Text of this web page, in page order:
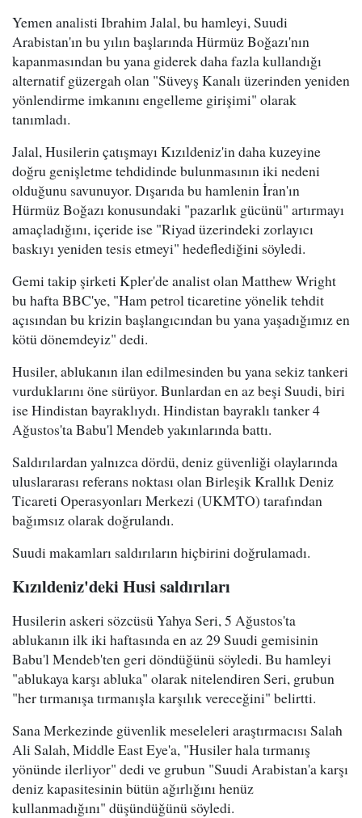
Yemen analisti Ibrahim Jalal, bu hamleyi, Suudi
Arabistan'ın bu yılın başlarında Hürmüz Boğazı'nın
kapanmasından bu yana giderek daha fazla kullandığı
alternatif güzergah olan "Süveyş Kanalı üzerinden yeniden
yönlendirme imkanını engelleme girişimi" olarak
tanımladı.
Jalal, Husilerin çatışmayı Kızıldeniz'in daha kuzeyine
doğru genişletme tehdidinde bulunmasının iki nedeni
olduğunu savunuyor. Dışarıda bu hamlenin İran'ın
Hürmüz Boğazı konusundaki "pazarlık gücünü" artırmayı
amaçladığını, içeride ise "Riyad üzerindeki zorlayıcı
baskıyı yeniden tesis etmeyi" hedeflediğini söyledi.
Gemi takip şirketi Kpler'de analist olan Matthew Wright
bu hafta BBC'ye, "Ham petrol ticaretine yönelik tehdit
açısından bu krizin başlangıcından bu yana yaşadığımız en
kötü dönemdeyiz" dedi.
Husiler, ablukanın ilan edilmesinden bu yana sekiz tankeri
vurduklarını öne sürüyor. Bunlardan en az beşi Suudi, biri
ise Hindistan bayraklıydı. Hindistan bayraklı tanker 4
Ağustos'ta Babu'l Mendeb yakınlarında battı.
Saldırılardan yalnızca dördü, deniz güvenliği olaylarında
uluslararası referans noktası olan Birleşik Krallık Deniz
Ticareti Operasyonları Merkezi (UKMTO) tarafından
bağımsız olarak doğrulandı.
Suudi makamları saldırıların hiçbirini doğrulamadı.
Kızıldeniz'deki Husi saldırıları
Husilerin askeri sözcüsü Yahya Seri, 5 Ağustos'ta
ablukanın ilk iki haftasında en az 29 Suudi gemisinin
Babu'l Mendeb'ten geri döndüğünü söyledi. Bu hamleyi
"ablukaya karşı abluka" olarak nitelendiren Seri, grubun
"her tırmanışa tırmanışla karşılık vereceğini" belirtti.
Sana Merkezinde güvenlik meseleleri araştırmacısı Salah
Ali Salah, Middle East Eye'a, "Husiler hala tırmanış
yönünde ilerliyor" dedi ve grubun "Suudi Arabistan'a karşı
deniz kapasitesinin bütün ağırlığını henüz
kullanmadığını" düşündüğünü söyledi.